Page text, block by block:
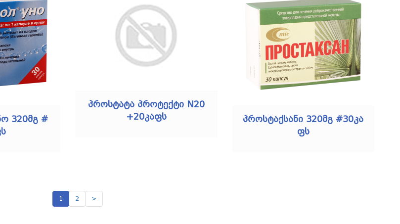
320მგ #
პროსტატა პროტექტი N20
+20კაფს
პროსტაქსანი 320მგ #30კა
ფს
1 2 >